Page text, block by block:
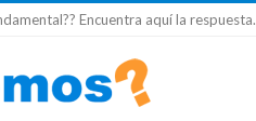
Encuentra aquí la respuesta.